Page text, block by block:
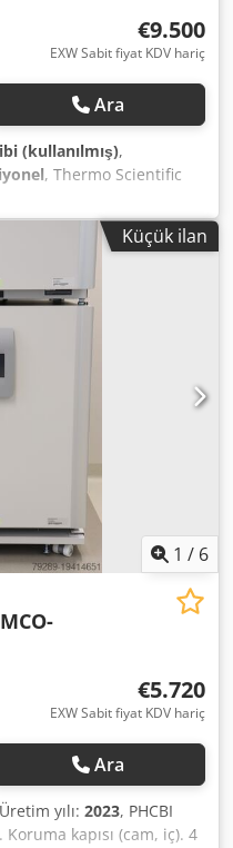
€9.500
EXW Sabit fiyat KDV hariç
Ara
(kullanılmış),
, Thermo Scientific
220 L. Paslanmaz çelik
paneli. Sıcaklık
göstergesi.
Çevre sıcaklık aralığı:
Nem: %60-95 rH. Raf
Dış ölçüler
1,2kW.
Test edildi,
Küçük ilan
1 / 6
MCO-
€5.720
EXW Sabit fiyat KDV hariç
Ara
yılı: 2023, PHCBI
kapısı (cam, iç). 4